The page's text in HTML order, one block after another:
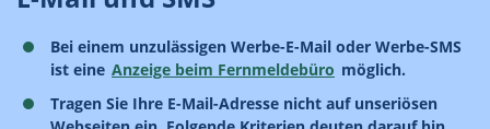
Bei einem unzulässigen Werbe-E-Mail oder Werbe-SMS
ist eine Anzeige beim Fernmeldebüro möglich.
Tragen Sie Ihre E-Mail-Adresse nicht auf unseriösen